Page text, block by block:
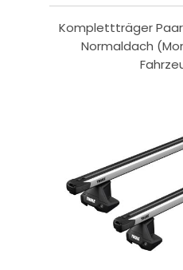
Komplettträger
Normaldach